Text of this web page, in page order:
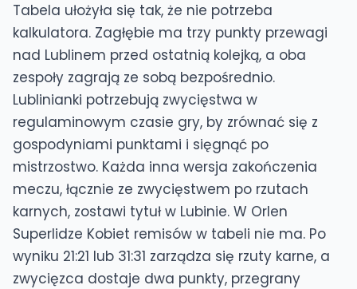
Tabela ułożyła się tak, że nie potrzeba
kalkulatora. Zagłębie ma trzy punkty przewagi
nad Lublinem przed ostatnią kolejką, a oba
zespoły zagrają ze sobą bezpośrednio.
Lublinianki potrzebują zwycięstwa w
regulaminowym czasie gry, by zrównać się z
gospodyniami punktami i sięgnąć po
mistrzostwo. Każda inna wersja zakończenia
meczu, łącznie ze zwycięstwem po rzutach
karnych, zostawi tytuł w Lubinie. W Orlen
Superlidze Kobiet remisów w tabeli nie ma. Po
wyniku 21:21 lub 31:31 zarządza się rzuty karne, a
zwycięzca dostaje dwa punkty, przegrany